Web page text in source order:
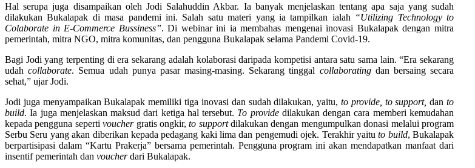
Hal serupa juga disampaikan oleh Jodi Salahuddin Akbar. Ia banyak menjelaskan tentang apa saja yang sudah
dilakukan Bukalapak di masa pandemi ini. Salah satu materi yang ia tampilkan ialah “Utilizing Technology to
Colaborate in E-Commerce Bussiness”. Di webinar ini ia membahas mengenai inovasi Bukalapak dengan mitra
pemerintah, mitra NGO, mitra komunitas, dan pengguna Bukalapak selama Pandemi Covid-19.
Bagi Jodi yang terpenting di era sekarang adalah kolaborasi daripada kompetisi antara satu sama lain. “Era sekarang
udahcollaborate. Semua udah punya pasar masing-masing. Sekarang tinggal collaboratingdan bersaing secara
sehat,” ujar Jodi.
Jodi juga menyampaikan Bukalapak memiliki tiga inovasi dan sudah dilakukan, yaitu, to provide, to support, dan to
build. Ia juga menjelaskan maksud dari ketiga hal tersebut. To providedilakukan dengan cara memberi kemudahan
kepada pengguna sepertivouchergratis ongkir,to supportdilakukan dengan mengumpulkan donasi melalui program
Serbu Seru yang akan diberikan kepada pedagang kaki lima dan pengemudi ojek. Terakhir yaituto build, Bukalapak
berpartisipasi dalam “Kartu Prakerja” bersama pemerintah. Pengguna program ini akan mendapatkan manfaat dari
insentif pemerintah dan voucherdari Bukalapak.